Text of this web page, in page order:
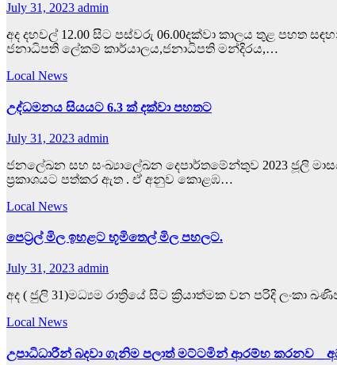
July 31, 2023 admin
අද දහවල් 12.00 සිට පස්වරු 06.00දක්වා කාලය තුළ
ජනාධිපති ලේකම් කාර්යාලය,ජනාධිපති මන්දිරය,…
Local News
උද්ධමනය සියයට 6.3 ක් දක්වා පහතට
July 31, 2023 admin
ජනලේඛන සහ සංඛ්‍යාලේඛන දෙපාර්තමේන්තුව 2023 ජූලි
ප්‍රකාශයට පත්කර ඇත . ඒ අනුව කොළඹ…
Local News
පෙට්‍රල් මිල ඉහළට භූමිතෙල් මිල පහලට.
July 31, 2023 admin
අද ( ජුලි 31)මධ්‍යම රාත්‍රියේ සිට ක්‍රියාත්මක වන පරිදි
Local News
උපාධිධාරීන් බදවා ගැනිම පලාත් මට්ටමින් ආරම්භ කරනව _